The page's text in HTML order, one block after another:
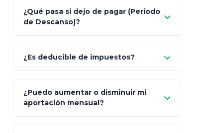
GNP (Proyecta)
Seguros Monterrey
Skandia (Crea)
¿Qué pasa si dejo de pagar (Periodo
de Descanso)?
¿Es deducible de impuestos?
¿Puedo aumentar o disminuir mi
aportación mensual?